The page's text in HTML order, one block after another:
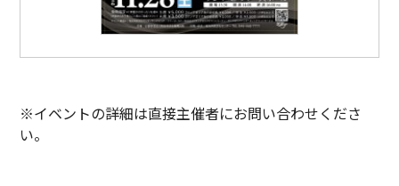
※イベントの詳細は直接主催者にお問い合わせくださ
い。